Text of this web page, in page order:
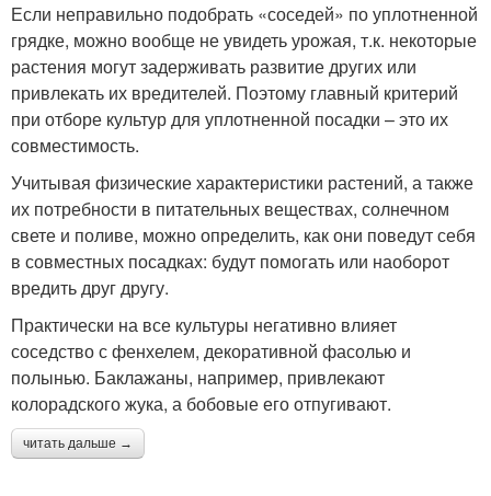
Если неправильно подобрать «соседей» по уплотненной
грядке, можно вообще не увидеть урожая, т.к. некоторые
растения могут задерживать развитие других или
привлекать их вредителей. Поэтому главный критерий
при отборе культур для уплотненной посадки – это их
совместимость.
Учитывая физические характеристики растений, а также
их потребности в питательных веществах, солнечном
свете и поливе, можно определить, как они поведут себя
в совместных посадках: будут помогать или наоборот
вредить друг другу.
Практически на все культуры негативно влияет
соседство с фенхелем, декоративной фасолью и
полынью. Баклажаны, например, привлекают
колорадского жука, а бобовые его отпугивают.
читать дальше →